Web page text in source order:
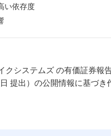
い依存度
クシステムズ の有価証券報
提出）の公開情報に基づ